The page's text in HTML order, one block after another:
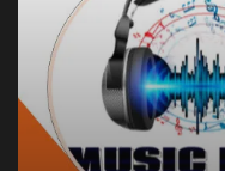
ဖျော်ဖြေရေး သီချင်းတေ
ကိုလင်းမြတ်မောင်
တင်ဆက်ပေးလိုက်ပ
Admin October 21, 2024